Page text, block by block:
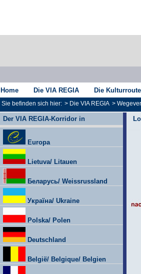
Home Die VIA REGIA Die Kulturroute
Sie befinden sich hier: > Die VIA REGIA >
Der VIA REGIA-Korridor in
Europa
Lietuva/ Litauen
Беларусь/ Weissrussland
Україна/ Ukraine
Polska/ Polen
Deutschland
België/ Belgique/ Belgien